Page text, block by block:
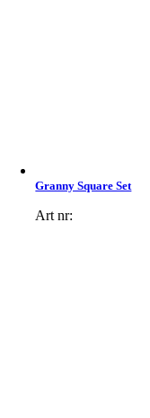
Granny Square Set
Art nr: